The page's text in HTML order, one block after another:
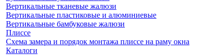
Вертикальные тканевые жалюзи
Вертикальные пластиковые и алюминиевые
Вертикальные бамбуковые жалюзи
Плиссе
Схема замера и порядок монтажа плиссе на раму окна
Каталоги